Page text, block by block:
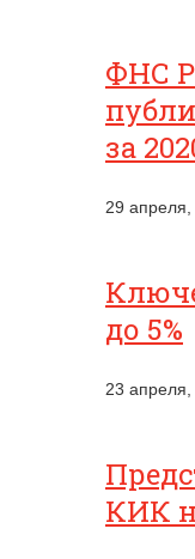
ФНС
за
29 апреля,
до 5%
23 апреля,
КИК